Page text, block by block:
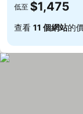
低至 $1,475
查看 11 個網站的